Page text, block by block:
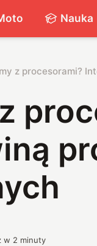
Nauka
z procesorami?
w 2 minuty